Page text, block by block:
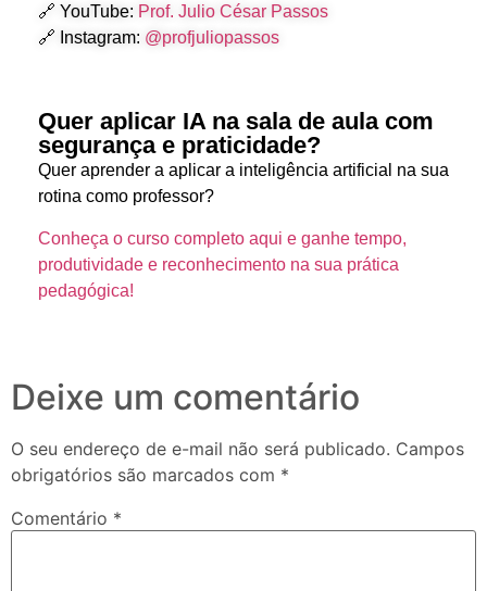
🔗 YouTube: Prof. Julio César Passos
🔗 Instagram: @profjuliopassos
Quer aplicar IA na sala de aula com
segurança e praticidade?
Quer aprender a aplicar a inteligência artificial na sua
rotina como professor?
Conheça o curso completo aqui e ganhe tempo,
produtividade e reconhecimento na sua prática
pedagógica!
Deixe um comentário
O seu endereço de e-mail não será publicado. Campos
obrigatórios são marcados com *
Comentário *